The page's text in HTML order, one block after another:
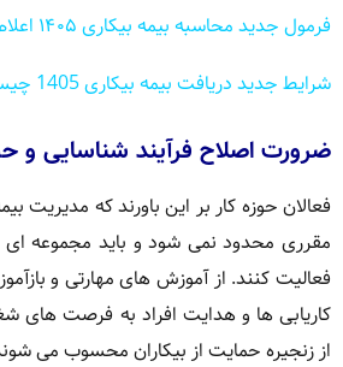
فرمول جدید محاسبه بیمه بیکاری ۱۴۰۵ اعلام شد
شرایط جدید دریافت بیمه بیکاری 1405 چیست
ضرورت اصلاح فرآیند شناسایی و
فعالان حوزه کار بر این باورند که مدیریت
مقرری محدود نمی شود و باید مجموعه ای
فعالیت کنند. از آموزش های مهارتی و
کاریابی ها و هدایت افراد به فرصت
از زنجیره حمایت از بیکاران محسوب می